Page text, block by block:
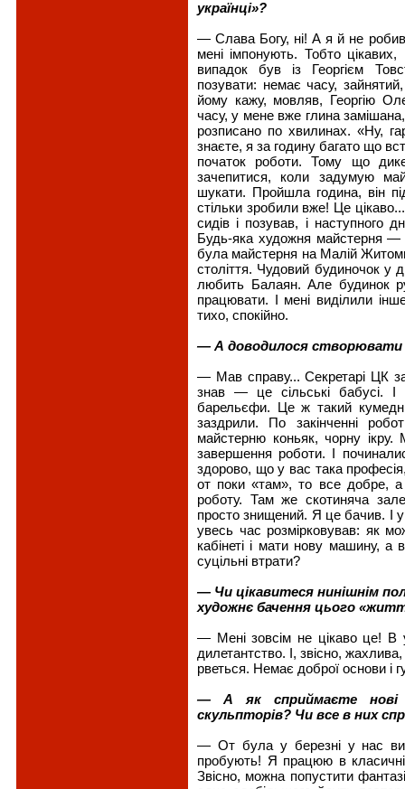
українці»?
— Слава Богу, ні! А я й не
мені імпонують. Тобто
випадок був із Георгієм
позувати: немає часу,
йому кажу, мовляв, Георгію
часу, у мене вже глина
розписано по хвилинах. «Ну,
знаєте, я за годину багато що
початок роботи. Тому що
зачепитися, коли задумую
шукати. Пройшла година, він
стільки зробили вже! Це
сидів і позував, і наступного
Будь-яка художня майстерня —
була майстерня на Малій
століття. Чудовий будиночок
любить Балаян. Але будинок
працювати. І мені виділили
тихо, спокійно.
— А доводилося створювати
— Мав справу... Секретарі ЦК
знав — це сільські бабусі. І
барельєфи. Це ж такий
заздрили. По закінченні
майстерню коньяк, чорну ікру.
завершення роботи. І
здорово, що у вас така
от поки «там», то все добре, а
роботу. Там же скотиняча
просто знищений. Я це бачив. І
увесь час розмірковував: як
кабінеті і мати нову машину,
суцільні втрати?
— Чи цікавитеся нинішнім
художнє бачення цього
— Мені зовсім не цікаво це! В
дилетантство. І, звісно,
рветься. Немає доброї основи і
— А як сприймаєте нові
скульпторів? Чи все в них
— От була у березні у нас
пробують! Я працюю в
Звісно, можна попустити